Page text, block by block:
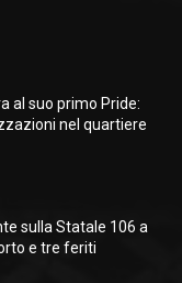
al suo primo Pride:
nel quartiere
sulla Statale 106 a
e tre feriti